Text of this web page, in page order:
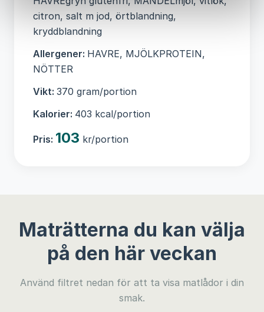
citron, salt m jod, örtblandning,
kryddblandning
Allergener: HAVRE, MJÖLKPROTEIN,
NÖTTER
Vikt: 370 gram/portion
Kalorier: 403 kcal/portion
Pris: 103 kr/portion
Maträtterna du kan välja
på den här veckan
Använd filtret nedan för att ta visa matlådor i din
smak.